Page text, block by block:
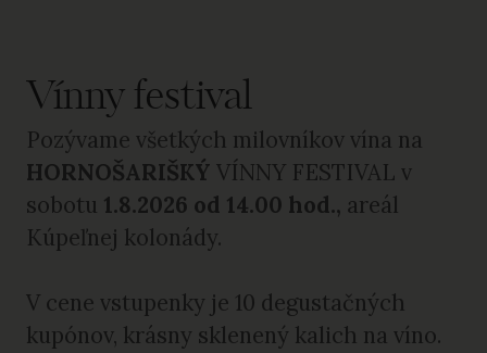
Vínny festival
Pozývame všetkých milovníkov vína na
HORNOŠARIŠKÝ VÍNNY FESTIVAL v
sobotu 1.8.2026 od 14.00 hod., areál
Kúpeľnej kolonády.
V cene vstupenky je 10 degustačných
kupónov, krásny sklenený kalich na víno.